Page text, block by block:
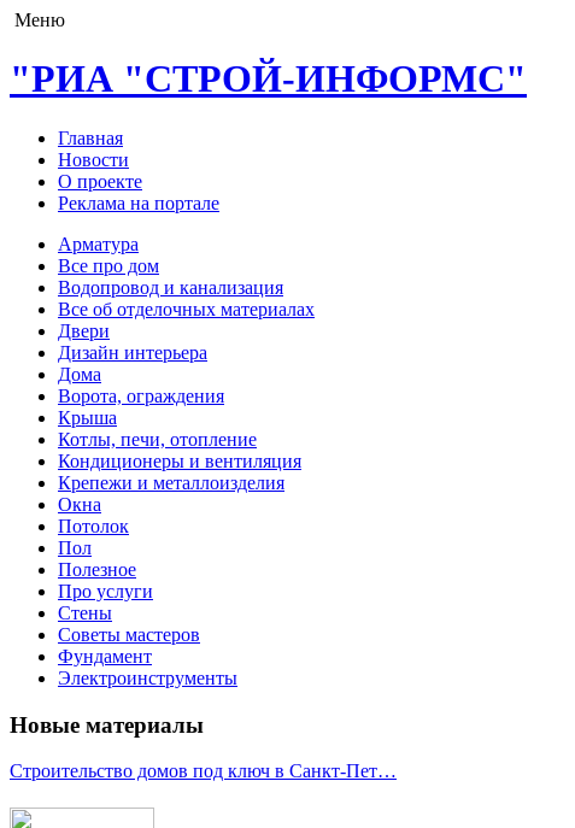
Меню
"РИА "СТРОЙ-ИНФОРМС"
Главная
Новости
О проекте
Реклама на портале
Арматура
Все про дом
Водопровод и канализация
Все об отделочных материалах
Двери
Дизайн интерьера
Дома
Ворота, ограждения
Крыша
Котлы, печи, отопление
Кондиционеры и вентиляция
Крепежи и металлоизделия
Окна
Потолок
Пол
Полезное
Про услуги
Стены
Советы мастеров
Фундамент
Электроинструменты
Новые материалы
Строительство домов под ключ в Санкт-Пет…